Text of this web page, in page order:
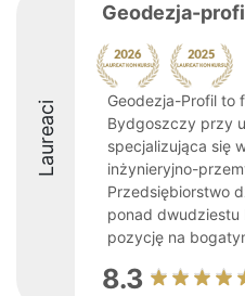
Laureaci
Geodezja-
Geodezja-Profil to
Bydgoszczy przy
specjalizująca się
inżynieryjno-
Przedsiębiorstwo
ponad dwudziestu
pozycję na
8.3